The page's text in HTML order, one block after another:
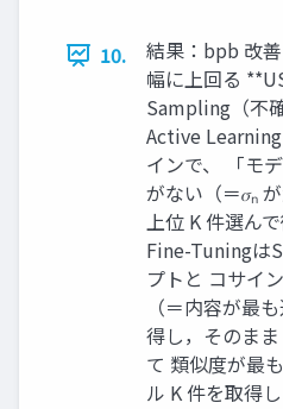
10.
結果：bpb 改
幅に上回る
Sampling（不
Active
インで、 「モ
がない（＝𝜎ₙ
上位 K 件選ん
Fine-Tuningは
プトと コサイ
（＝内容が最
得し，そのま
て 類似度が最
ル K 件を取得